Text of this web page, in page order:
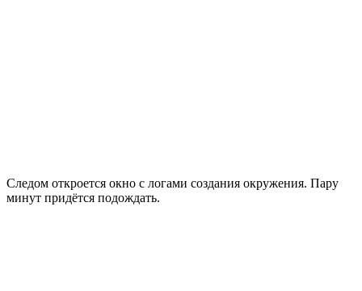
Следом откроется окно с логами создания окружения. Пару
минут придётся подождать.